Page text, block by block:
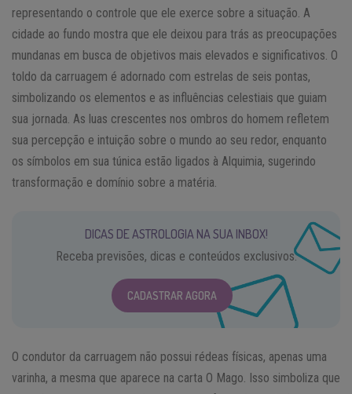
representando o controle que ele exerce sobre a situação. A
cidade ao fundo mostra que ele deixou para trás as preocupações
mundanas em busca de objetivos mais elevados e significativos. O
toldo da carruagem é adornado com estrelas de seis pontas,
simbolizando os elementos e as influências celestiais que guiam
sua jornada. As luas crescentes nos ombros do homem refletem
sua percepção e intuição sobre o mundo ao seu redor, enquanto
os símbolos em sua túnica estão ligados à Alquimia, sugerindo
transformação e domínio sobre a matéria.
DICAS DE ASTROLOGIA NA SUA INBOX!
Receba previsões, dicas e conteúdos exclusivos.
CADASTRAR AGORA
O condutor da carruagem não possui rédeas físicas, apenas uma
varinha, a mesma que aparece na carta O Mago. Isso simboliza que